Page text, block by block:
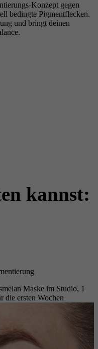
Konzept gegen
bedingte Pigmentflecken.
und bringt deinen
kannst:
Maske im Studio, 1
die ersten Wochen